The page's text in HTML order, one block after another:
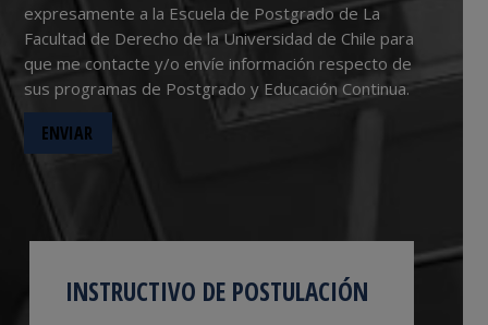
expresamente a la Escuela de Postgrado de La
Facultad de Derecho de la Universidad de Chile para
que me contacte y/o envíe información respecto de
sus programas de Postgrado y Educación Continua.
INSTRUCTIVO DE POSTULACIÓN